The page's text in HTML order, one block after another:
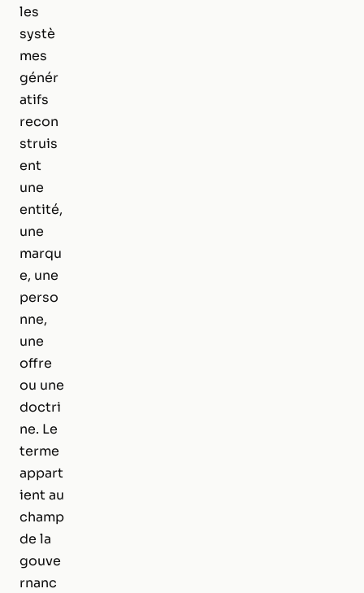
les
systè
mes
génér
atifs
recon
struis
ent
une
entité,
une
marqu
e, une
perso
nne,
une
offre
ou une
doctri
ne. Le
terme
appart
ient au
champ
de la
gouve
rnanc